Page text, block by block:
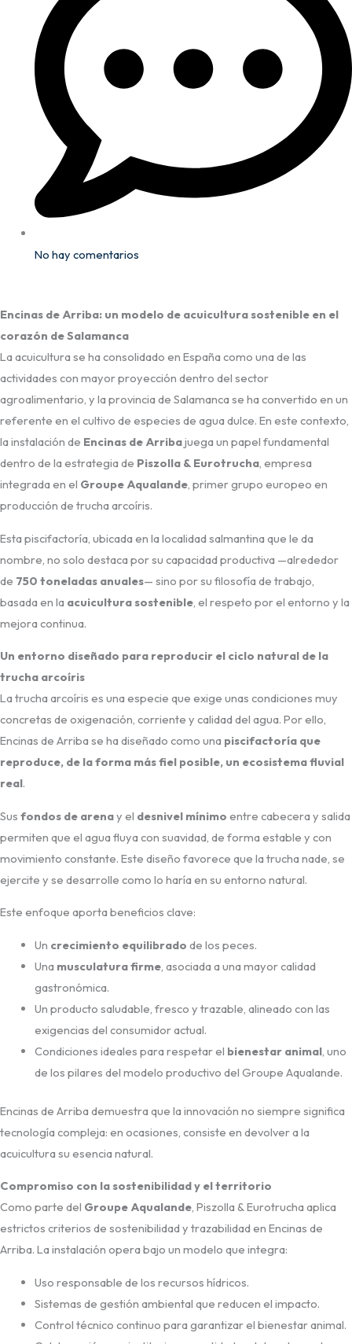
No hay comentarios
Encinas de Arriba: un modelo de acuicultura sostenible en el
corazón de Salamanca
La acuicultura se ha consolidado en España como una de las
actividades con mayor proyección dentro del sector
agroalimentario, y la provincia de Salamanca se ha convertido en un
referente en el cultivo de especies de agua dulce. En este contexto,
la instalación de Encinas de Arribajuega un papel fundamental
dentro de la estrategia de Piszolla & Eurotrucha, empresa
integrada en el Groupe Aqualande, primer grupo europeo en
producción de trucha arcoíris.
Esta piscifactoría, ubicada en la localidad salmantina que le da
nombre, no solo destaca por su capacidad productiva —alrededor
de 750 toneladas anuales— sino por su filosofía de trabajo,
basada en la acuicultura sostenible , el respeto por el entorno y la
mejora continua.
Un entorno diseñado para reproducir el ciclo natural de la
trucha arcoíris
La trucha arcoíris es una especie que exige unas condiciones muy
concretas de oxigenación, corriente y calidad del agua. Por ello,
Encinas de Arriba se ha diseñado como una piscifactoría que
reproduce, de la forma más fiel posible, un ecosistema fluvial
real.
Sus fondos de arenay el desnivel mínimo entre cabecera y salida
permiten que el agua fluya con suavidad, de forma estable y con
movimiento constante. Este diseño favorece que la trucha nade, se
ejercite y se desarrolle como lo haría en su entorno natural.
Este enfoque aporta beneficios clave:
Un crecimiento equilibrado de los peces.
Una musculatura firme, asociada a una mayor calidad
gastronómica.
Un producto saludable, fresco y trazable, alineado con las
exigencias del consumidor actual.
Condiciones ideales para respetar el bienestar animal, uno
de los pilares del modelo productivo del Groupe Aqualande.
Encinas de Arriba demuestra que la innovación no siempre significa
tecnología compleja: en ocasiones, consiste en devolver a la
acuicultura su esencia natural.
Compromiso con la sostenibilidad y el territorio
Como parte del Groupe Aqualande, Piszolla & Eurotrucha aplica
estrictos criterios de sostenibilidad y trazabilidad en Encinas de
Arriba. La instalación opera bajo un modelo que integra:
Uso responsable de los recursos hídricos.
Sistemas de gestión ambiental que reducen el impacto.
Control técnico continuo para garantizar el bienestar animal.